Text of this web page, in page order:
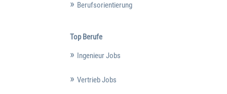
Berufsorientierung
Top Berufe
Ingenieur Jobs
Vertrieb Jobs